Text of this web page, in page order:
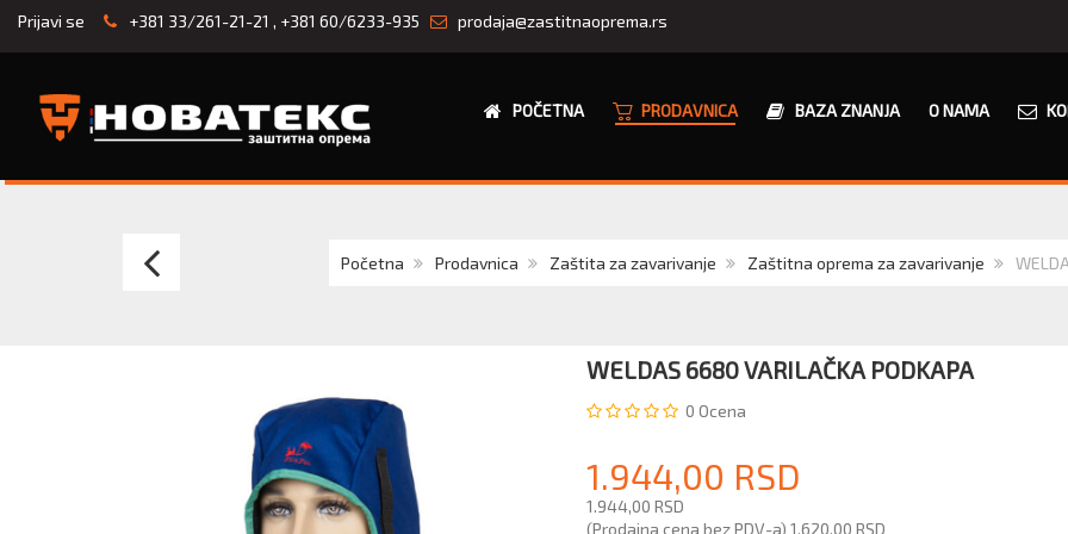
Prijavi se +381 33/261-21-21 , +381 60/6233-935 prodaja@zastitnaoprema.rs
POČETNA PRODAVNICA BAZA ZNANJA O NAMA
Početna Prodavnica Zaštita za zavarivanje Zaštitna oprema za zavarivanje
Kamašne
RHINO
WELDAS 6680 VARILAČKA PODKAPA
0 Ocena
1.944,00 RSD
1.944,00 RSD
(Prodajna cena bez PDV-a) 1.620,00 RSD